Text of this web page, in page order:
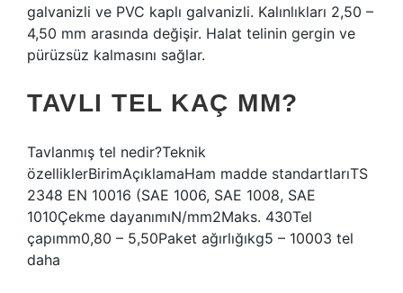
galvanizli ve PVC kaplı galvanizli. Kalınlıkları 2,50 –
4,50 mm arasında değişir. Halat telinin gergin ve
pürüzsüz kalmasını sağlar.
TAVLI TEL KAÇ MM?
Tavlanmış tel nedir?Teknik
özelliklerBirimAçıklamaHam madde standartlarıTS
2348 EN 10016 (SAE 1006, SAE 1008, SAE
1010Çekme dayanımıN/mm2Maks. 430Tel
çapımm0,80 – 5,50Paket ağırlığıkg5 – 10003 tel
daha